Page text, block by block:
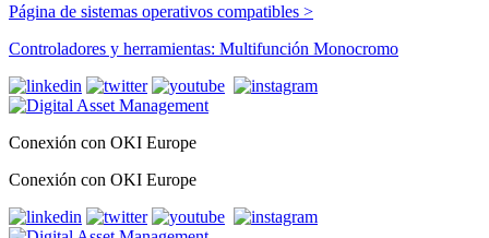
Página de sistemas operativos compatibles >
Controladores y herramientas: Multifunción Monocromo
Conexión con OKI Europe
Conexión con OKI Europe